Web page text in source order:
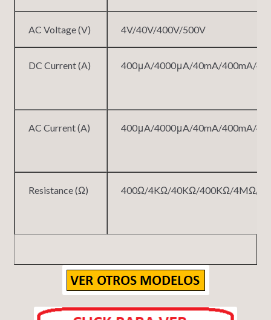
AC Voltage (V) 4V/40V/400V/500V
DC Current (A) 400μA/4000μA/40mA/400mA/
AC Current (A) 400μA/4000μA/40mA/400mA/
Resistance (Ω) 400Ω/4KΩ/40KΩ/400KΩ/4MΩ/